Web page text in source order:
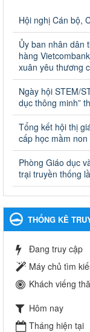
Ngày ban hành: 28/
Quyết định công
vực giáo dục đào
giáo dục khác
và Đào tạo, Ủy
Quyết định công
giáo dục đào tạo
khác thuộc thẩm
Ủy ban nhân dân
Ngày ban hành: 30/
Hướng dẫn thực
2024-2025
Hướng dẫn thực
2025
Ngày ban hành: 26/
Tổ chức các hoạt
Ngày ban hành: 24/
Tổ chức phong
Tổ chức phong
tạo năm 2024
Hội nghị Cán bộ,
Ủy ban nhân dân
hàng
xuân yêu thương
Ngày hội STEM/
dục thông minh”
Tổng kết hội thị
cấp học mầm
Phòng Giáo dục
trại truyền thống
THỐNG KÊ
Đang truy cập
Máy chủ tìm
Khách viếng
Hôm nay
Tháng hiện tại